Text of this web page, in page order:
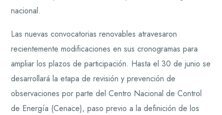
nacional.
Las nuevas convocatorias renovables atravesaron
recientemente modificaciones en sus cronogramas para
ampliar los plazos de participación. Hasta el 30 de junio se
desarrollará la etapa de revisión y prevención de
observaciones por parte del Centro Nacional de Control
de Energía (Cenace), paso previo a la definición de los